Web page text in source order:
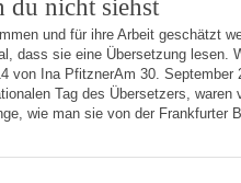
du nicht siehst
und für ihre Arbeit geschätzt
dass sie eine Übersetzung lesen.
von Ina PfitznerAm 30. September
Tag des Übersetzers, waren
wie man sie von der Frankfurter